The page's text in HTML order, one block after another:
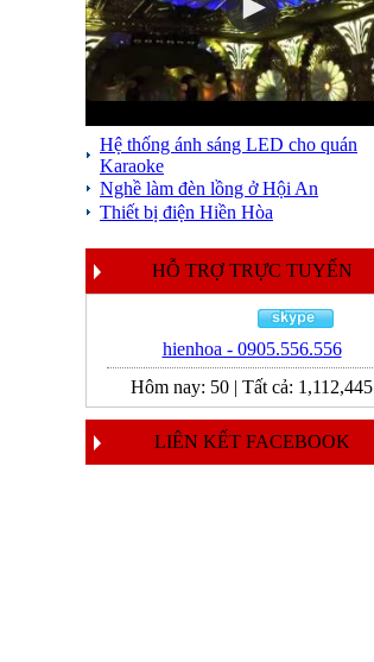
Hệ thống ánh sáng LED cho quán
Karaoke
Nghề làm đèn lồng ở Hội An
Thiết bị điện Hiền Hòa
HỖ TRỢ TRỰC TUYẾN
hienhoa - 0905.556.556
Hôm nay: 50 | Tất cả: 1,112,445
LIÊN KẾT FACEBOOK